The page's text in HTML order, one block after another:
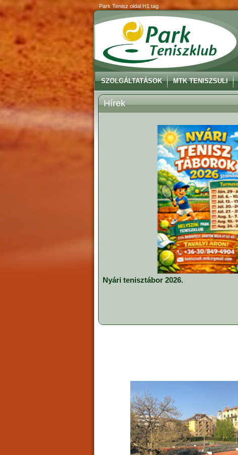
Park Tenisz oldal H1 tag
SZOLGÁLTATÁSOK MTK TENISZSULI
Hírek
Nyári tenisztábor 2026.